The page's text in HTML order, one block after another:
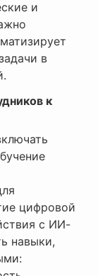
и
в
к
цифровой
с ИИ-
навыки,